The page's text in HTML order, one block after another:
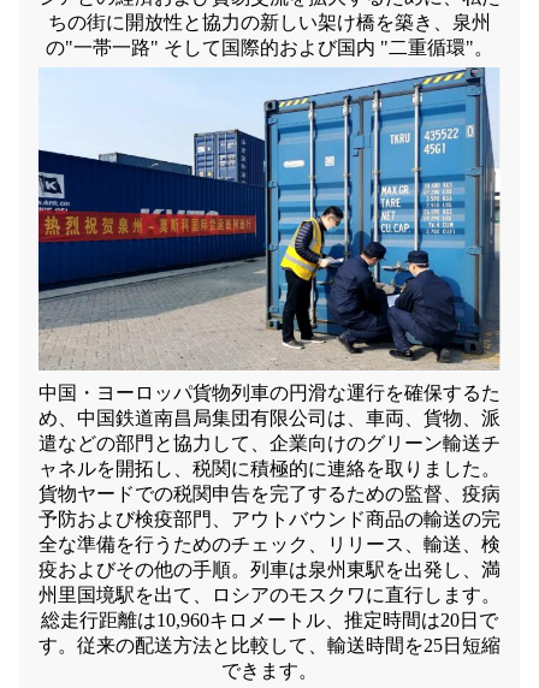
ちの街に開放性と協力の新しい架け橋を築き、泉州
の"一帯一路" そして国際的および国内 "二重循環"。
中国・ヨーロッパ貨物列車の円滑な運行を確保するた
め、中国鉄道南昌局集団有限公司は、車両、貨物、派
遣などの部門と協力して、企業向けのグリーン輸送チ
ャネルを開拓し、税関に積極的に連絡を取りました。
貨物ヤードでの税関申告を完了するための監督、疫病
予防および検疫部門、アウトバウンド商品の輸送の完
全な準備を行うためのチェック、リリース、輸送、検
疫およびその他の手順。列車は泉州東駅を出発し、満
州里国境駅を出て、ロシアのモスクワに直行します。
総走行距離は10,960キロメートル、推定時間は20日で
す。従来の配送方法と比較して、輸送時間を25日短縮
できます。